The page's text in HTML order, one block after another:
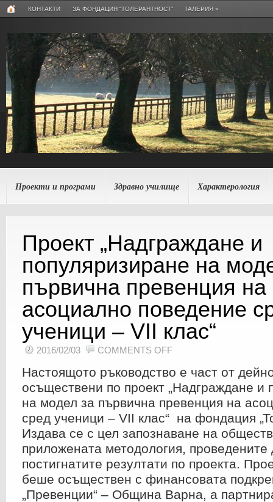
КОНТАКТИ ЗА ФОНДАЦИЯ “ТОЛЕРАНТНОСТ” ГАЛЕРИЯ »
Проекти и програми Здравно училище Характерология
Проект „Надграждане и
популяризиране на
първична превенция на
асоциално поведение
ученици – VII клас“
2016/02/03 COMMENTS OFFON
ПОПУЛЯРИЗИРАНЕ
МОДЕЛ
ПЪРВИЧНА
ПРЕВЕНЦИЯ
НА
АСОЦИАЛНО
СРЕД
–
КЛАС“
Настоящото ръководство е част от
осъществени по проект „Надграждане и
на модел за първична превенция на
сред ученици – VII клас“ на фондация
Издава се с цел запознаване на
приложената методология, проведените
постигнатите резултати по проекта.
беше осъществен с финансовата
„Превенции“ – Община Варна, а